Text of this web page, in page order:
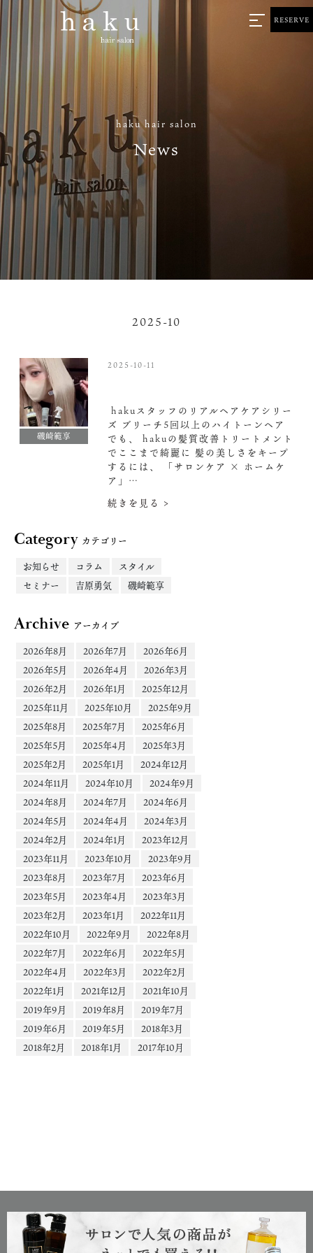
haku hair salon
News
RESERVE
2025-10
磯崎範享
2025-10-11
hakuスタッフのリアルヘアケアシリー
ズ ブリーチ5回以上のハイトーンヘア
でも、 hakuの髪質改善トリートメント
でここまで綺麗に 髪の美しさをキープ
するには、 「サロンケア × ホームケ
ア」…
続きを見る >
Categoryカテゴリー
お知らせ
コラム
スタイル
セミナー
吉原勇気 磯崎範享
Archive アーカイブ
2026年8月
2026年7月
2026年6月
2026年5月
2026年4月
2026年3月
2026年2月
2026年1月
2025年12月
2025年11月
2025年10月
2025年9月
2025年8月
2025年7月
2025年6月
2025年5月
2025年4月
2025年3月
2025年2月
2025年1月
2024年12月
2024年11月
2024年10月
2024年9月
2024年8月
2024年7月
2024年6月
2024年5月
2024年4月
2024年3月
2024年2月
2024年1月
2023年12月
2023年11月
2023年10月
2023年9月
2023年8月
2023年7月
2023年6月
2023年5月
2023年4月
2023年3月
2023年2月
2023年1月
2022年11月
2022年10月
2022年9月
2022年8月
2022年7月
2022年6月
2022年5月
2022年4月
2022年3月
2022年2月
2022年1月
2021年12月
2021年10月
2019年9月
2019年8月
2019年7月
2019年6月
2019年5月
2018年3月
2018年2月
2018年1月 2017年10月